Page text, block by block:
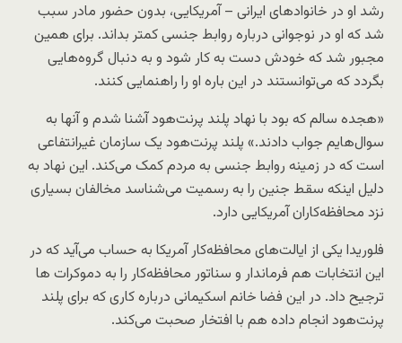
رشد او در خانوادهای ایرانی – آمریکایی، بدون حضور مادر سبب
شد که او در نوجوانی درباره روابط جنسی کمتر بداند. برای همین
مجبور شد که خودش دست به کار شود و به دنبال گروه‌هایی
بگردد که می‌توانستند در این باره او را راهنمایی کنند.
«هجده سالم که بود با نهاد پلند پرنت‌هود آشنا شدم و آنها به
سوال‌هایم جواب دادند.» پلند پرنت‌هود یک سازمان غیرانتفاعی
است که در زمینه روابط جنسی به مردم کمک می‌کند. این نهاد به
دلیل اینکه سقط جنین را به رسمیت می‌شناسد مخالفان بسیاری
نزد محافظه‌کاران آمریکایی دارد.
فلوریدا یکی از ایالت‌های محافظه‌کار آمریکا به حساب می‌آید که در
این انتخابات هم فرماندار و سناتور محافظه‌کار را به دموکرات ها
ترجیح داد. در این فضا خانم اسکیمانی درباره کاری که برای پلند
پرنت‌هود انجام داده هم با افتخار صحبت می‌کند.